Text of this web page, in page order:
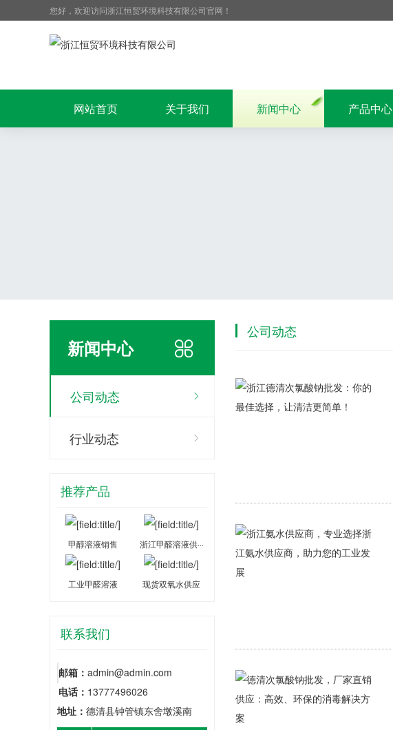
您好，欢迎访问浙江恒贸环境科技有限公司官网！
网站首页 关于我们 新闻中心 产品中心
新闻中心
公司动态
行业动态
推荐产品
甲醇溶液销售 浙江甲醛溶液供···
工业甲醛溶液 现货双氧水供应
联系我们
邮箱： admin@admin.com
电话： 13777496026
地址： 德清县钟管镇东舍墩溪南
公司动态